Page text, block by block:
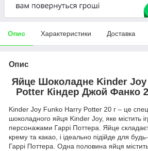
Опис Характеристики Доставка
Опис
Яйце Шоколадне Kinder Joy
Potter Кіндер Джой Фанко
Kinder Joy Funko Harry Potter 20 г – це
шоколадного яйця Kinder Joy, яке містить
персонажами Гаррі Поттера. Яйце
крему та какао, і ідеально підійде для
Гаррі Поттера. Одна половина яйця